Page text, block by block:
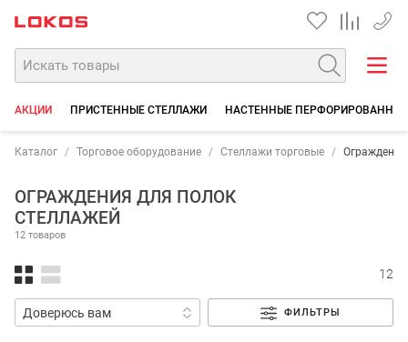
+7
АКЦИИ ПРИСТЕННЫЕ СТЕЛЛАЖИ НАСТЕННЫЕ
Каталог Торговое оборудование Стеллажи торговые
ОГРАЖДЕНИЯ ДЛЯ ПОЛОК
СТЕЛЛАЖЕЙ
12 товаров
12
ФИЛЬТРЫ